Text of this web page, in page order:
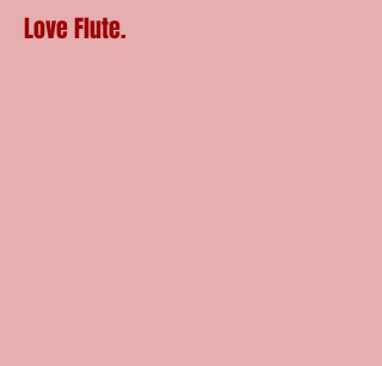
Love Flute.